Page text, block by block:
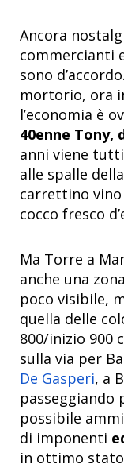
Ancora
commercianti
sono
mortorio, ora
l’economia è
40enne
anni viene
alle spalle
carrettino vino
cocco fresco
Ma Torre a
anche una
poco visibile,
quella delle
800/inizio 900
sulla via per
De Gasperi, a
passeggiando
possibile
di imponenti
in ottimo